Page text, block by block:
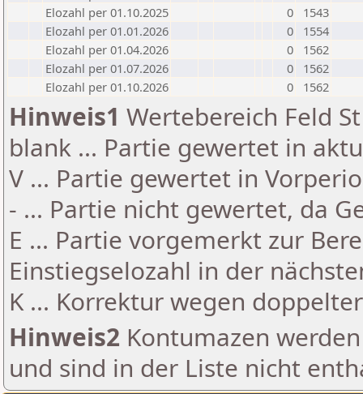
Elozahl per 01.10.2025
0
1543
Elozahl per 01.01.2026
0
1554
Elozahl per 01.04.2026
0
1562
Elozahl per 01.07.2026
0
1562
Elozahl per 01.10.2026
0 1562
Hinweis1 Wertebereich Feld
blank ... Partie gewertet in
V ... Partie gewertet in
- ... Partie nicht gewertet, da
E ... Partie vorgemerkt zur
Einstiegselozahl in der
K ... Korrektur wegen
Hinweis2 Kontumazen
und sind in der Liste nicht